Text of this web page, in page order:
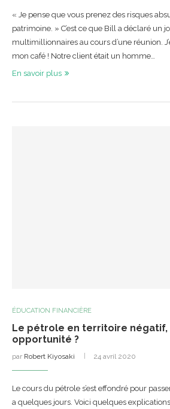
« Je pense que vous prenez des risques
patrimoine. » C’est ce que Bill a déclaré un
multimillionnaires au cours d’une réunion.
mon café ! Notre client était un homme…
En savoir plus
ÉDUCATION FINANCIÈRE
Le pétrole en territoire négatif,
opportunité ?
par Robert Kiyosaki 24 avril 2020
Le cours du pétrole s’est effondré pour
a quelques jours. Voici quelques explications